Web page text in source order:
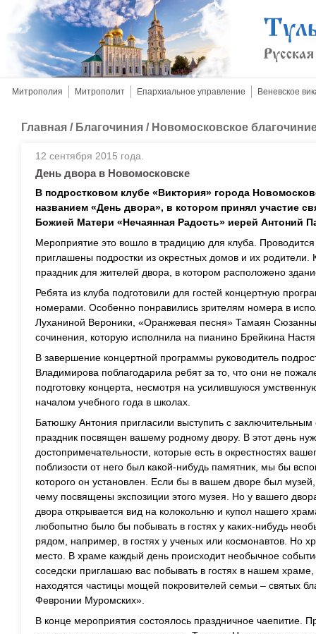
Митрополия Митрополит Епархиальное управление Веневское
Главная / Благочиния / Новомосковское
12 сентября 2015 года.
День двора в Новомосковске
В подростковом клубе «Виктория» города
названием «День двора», в котором принял участие
Божией Матери «Нечаянная Радость» иерей Антоний
Мероприятие это вошло в традицию для клуба.
приглашены подростки из окрестных домов и их родители.
праздник для жителей двора, в котором расположено
Ребята из клуба подготовили для гостей концертную
номерами. Особенно понравились зрителям номера в
Луханиной Вероники, «Оранжевая песня» Тамаян
сочинения, которую исполнила на пианино Брейкина
В завершение концертной программы руководитель
Владимирова поблагодарила ребят за то, что они не
подготовку концерта, несмотря на усилившуюся
началом учебного года в школах.
Батюшку Антония пригласили выступить с
праздник посвящен вашему родному двору. В этот день
достопримечательности, которые есть в окрестностях
поблизости от него был какой-нибудь памятник, мы бы
которого он установлен. Если бы в вашем дворе был
чему посвящены экспозиции этого музея. Но у вашего
двора открывается вид на колокольню и купол нашего
любопытно было бы побывать в гостях у каких-нибудь
рядом, например, в гостях у ученых или космонавтов. Но
место. В храме каждый день происходит необычное
соседски приглашаю вас побывать в гостях в нашем
находятся частицы мощей покровителей семьи – святых
Февронии Муромских».
В конце мероприятия состоялось праздничное чаепитие.